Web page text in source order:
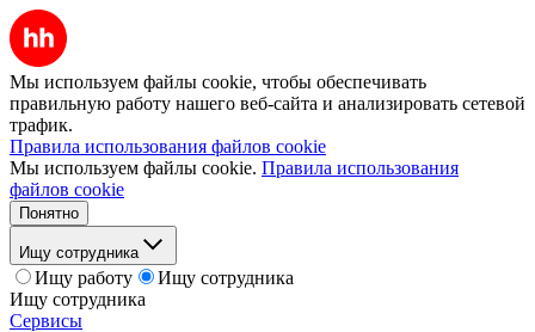
Мы используем файлы cookie, чтобы обеспечивать
правильную работу нашего веб-сайта и анализировать сетевой
трафик.
Правила использования файлов cookie
Мы используем файлы cookie. Правила использования
файлов cookie
Понятно
Ищу сотрудника
Ищу работу
Ищу сотрудника
Ищу сотрудника
Сервисы